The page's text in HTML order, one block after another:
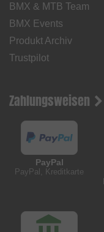
BMX & MTB Team
BMX Events
Produkt Archiv
Trustpilot
Zahlungsweisen
PayPal
PayPal, Kreditkarte